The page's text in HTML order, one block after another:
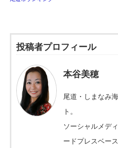
投稿者プロフィール
本谷美穂
尾道・しまなみ
ト。
ソーシャルメデ
ードプレスベー